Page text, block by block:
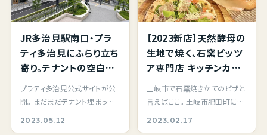
JR多治見駅南口・プラ
ティ多治見にふらり立ち
寄り。テナントの空白が
寂しいけど、織部カフェ
もペデストリアンデッキ
場もゆったりしてて使い
プラティ多治見公式サイトが公
開。 まだまだテナント埋まって
2023.05.12
【2023新店】天然酵母の
生地で焼く、石窯ピッツ
ア専門店 キッチンカー
「ships」さんが開業開
始！土岐市肥田町のイタ
さん” が提供する本当に
土岐市で石窯焼き立てのピザと
言えばここ。 土岐市肥田町にあ
2023.02.17